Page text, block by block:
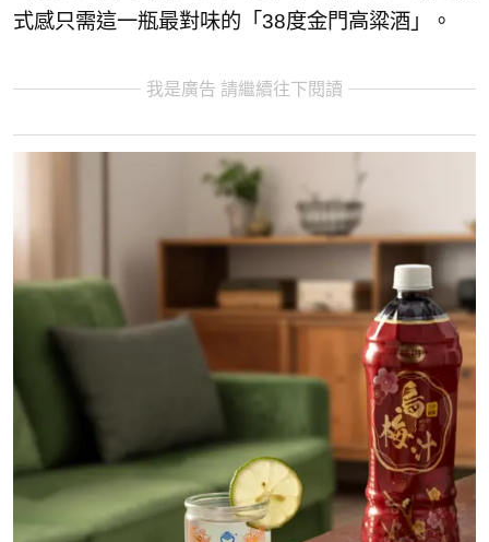
式感只需這一瓶最對味的「38度金門高粱酒」。
我是廣告 請繼續往下閱讀